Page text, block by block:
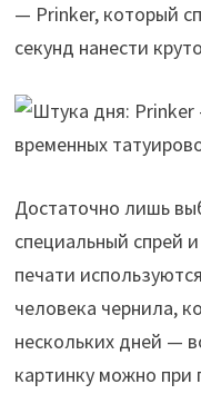
— Prinker, который
секунд нанести
Достаточно лишь
специальный спрей
печати
человека чернила,
нескольких дней —
картинку можно